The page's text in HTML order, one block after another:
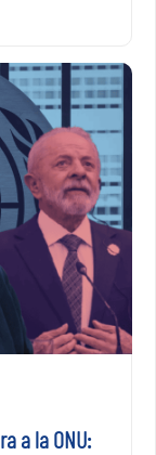
a la ONU: